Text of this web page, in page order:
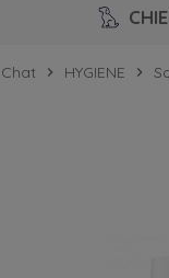
Chat chevron_right HYGIENE chevron_right